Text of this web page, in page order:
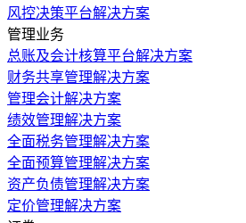
风控决策平台解决方案
管理业务
总账及会计核算平台解决方案
财务共享管理解决方案
管理会计解决方案
绩效管理解决方案
全面税务管理解决方案
全面预算管理解决方案
资产负债管理解决方案
定价管理解决方案